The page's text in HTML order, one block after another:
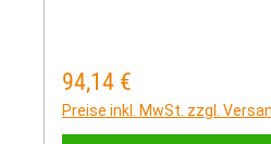
Regulärer Preis:
94,14 €
Preise inkl. MwSt. zzgl.